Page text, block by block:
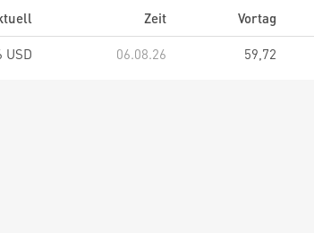
Zeit Vortag
USD 06.08.26 59,72